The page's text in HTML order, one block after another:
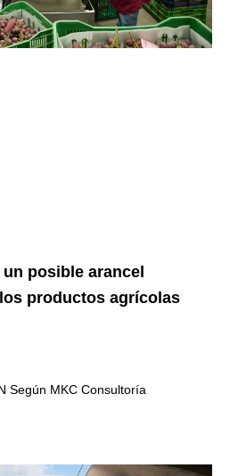
posible arancel
productos agrícolas
Según MKC Consultoría